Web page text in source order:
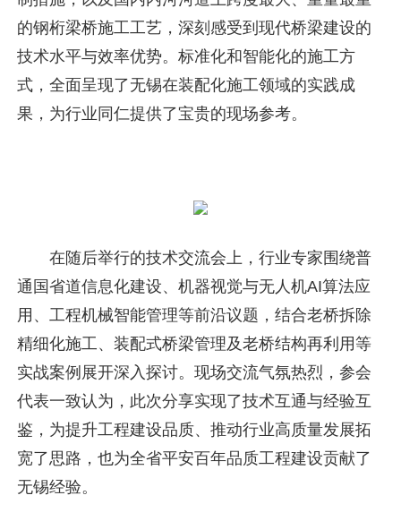
的钢桁梁桥施工工艺，深刻感受到现代桥梁建设的
技术水平与效率优势。标准化和智能化的施工方
式，全面呈现了无锡在装配化施工领域的实践成
果，为行业同仁提供了宝贵的现场参考。
在随后举行的技术交流会上，行业专家围绕普
通国省道信息化建设、机器视觉与无人机AI算法应
用、工程机械智能管理等前沿议题，结合老桥拆除
精细化施工、装配式桥梁管理及老桥结构再利用等
实战案例展开深入探讨。现场交流气氛热烈，参会
代表一致认为，此次分享实现了技术互通与经验互
鉴，为提升工程建设品质、推动行业高质量发展拓
宽了思路，也为全省平安百年品质工程建设贡献了
无锡经验。